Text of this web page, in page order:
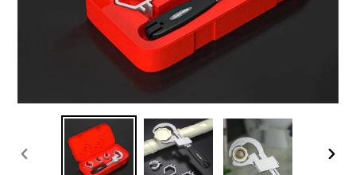
DIAPOSITIVE